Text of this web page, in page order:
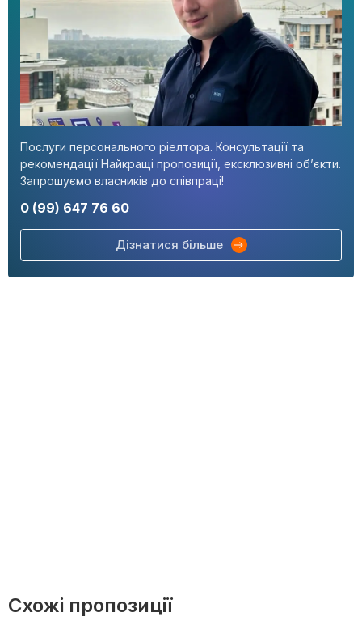
Послуги персонального ріелтора. Консультації та
рекомендації Найкращі пропозиції, ексклюзивні об’єкти.
Запрошуємо власників до співпраці!
0 (99) 647 76 60
Дізнатися більше
Схожі пропозиції